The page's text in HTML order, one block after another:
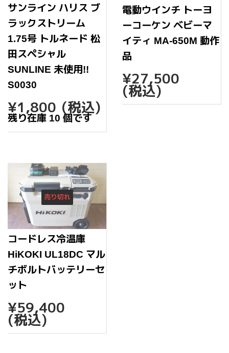
サンライン ハリス ブ
ラックストリーム
1.75号 トルネード 松
田スペシャル
SUNLINE 未使用!!
S0030
通
常
価
格
¥1,800 ¥1,800
(税込)
残り在庫 10 個です
電動ウインチ トーヨ
ーコーケン ベビーマ
イティ MA-650M 動作
品
通
常
価
格
¥27,500
(税込)
売り切れ
コードレス冷温庫
HiKOKI UL18DC マル
チボルトバッテリーセ
ット
通
常
価
格
¥59,400
(税込)